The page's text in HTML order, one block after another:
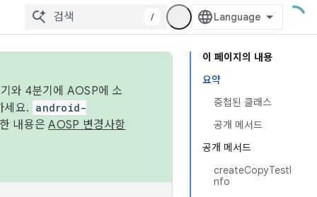
/
이 페이지의 내용
요약
중첩된 클래스
공개 메서드
공개 메서드
createCopyTestI
nfo
와 4분기에 AOSP에 소
세요. android-
내용은AOSP 변경사항